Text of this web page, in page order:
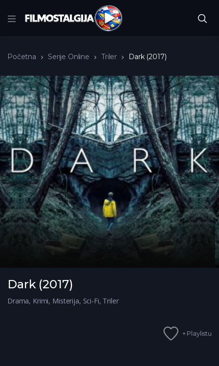
Početna Serije Online Triler Dark (2017)
Dark (2017)
Drama, Krimi, Misterija, Sci-Fi, Triler
+ Playlistu